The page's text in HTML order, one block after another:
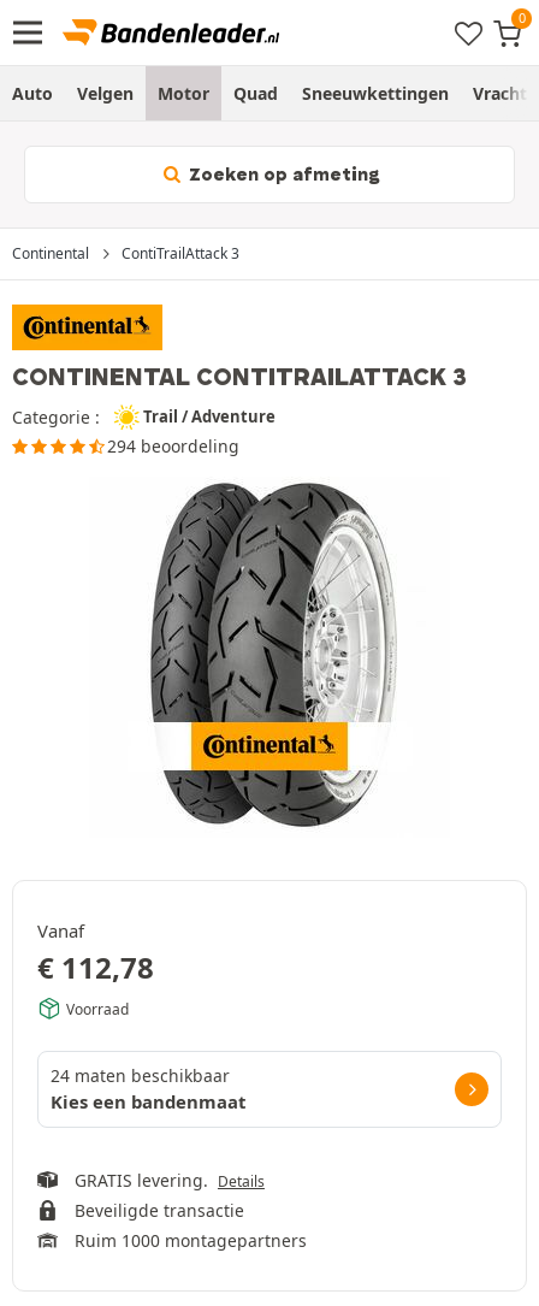
Auto Velgen Motor Quad Sneeuwkettingen
Zoeken op afmeting
Continental ContiTrailAttack 3
CONTINENTAL CONTITRAILATTACK 3
Categorie : Trail / Adventure
294 beoordeling
Vanaf
€ 112,78
Voorraad
24 maten beschikbaar
Kies een bandenmaat
GRATIS levering. Details
Beveiligde transactie
Ruim 1000 montagepartners